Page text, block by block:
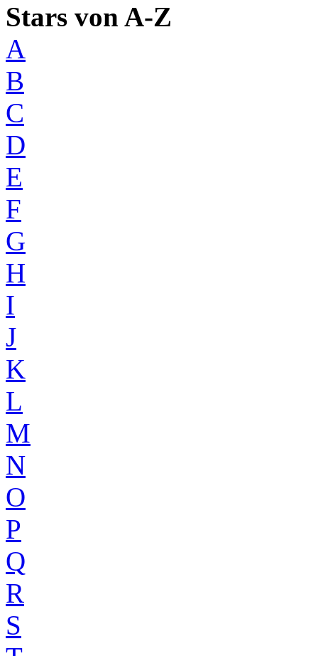
Stars von A-Z
A
B
C
D
E
F
G
H
I
J
K
L
M
N
O
P
Q
R
S